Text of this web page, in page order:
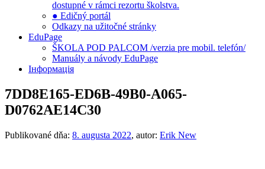
dostupné v rámci rezortu školstva.
● Edičný portál
Odkazy na užitočné stránky
EduPage
ŠKOLA POD PALCOM /verzia pre mobil. telefón/
Manuály a návody EduPage
Інформація
7DD8E165-ED6B-49B0-A065-
D0762AE14C30
Publikované dňa: 8. augusta 2022, autor: Erik New